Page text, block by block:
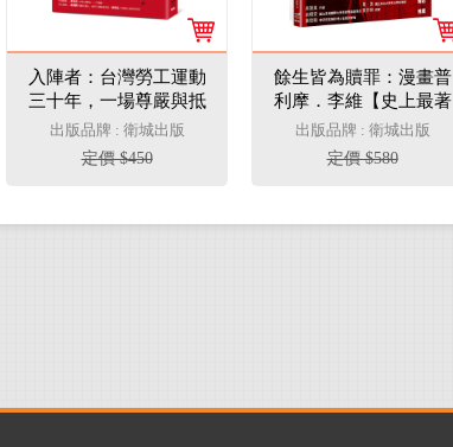
入陣者：台灣勞工運動
三十年，一場尊嚴與抵
抗的對話
出版品牌 : 衛城出版
定價 $450
餘生皆為贖罪：漫畫普
利摩．李維【史上最著
名集中營倖存者的生命
故事】
出版品牌 : 衛城出版
定價 $580